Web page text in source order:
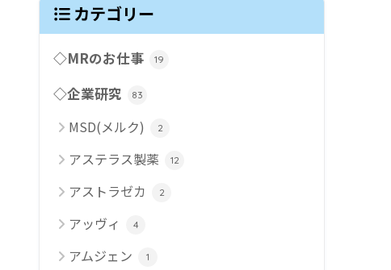
カテゴリー
◇MRのお仕事 19
◇企業研究 83
MSD(メルク) 2
アステラス製薬 12
アストラゼカ 2
アッヴィ 4
アムジェン 1